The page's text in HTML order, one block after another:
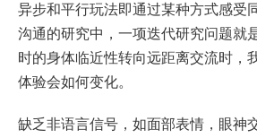
异步和平行玩法即通过某种方式感受
沟通的研究中，一项迭代研究问题就
时的身体临近性转向远距离交流时，
体验会如何变化。
缺乏非语言信号，如面部表情，眼神